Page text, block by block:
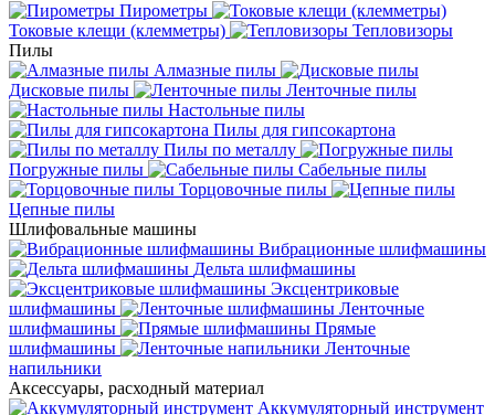
Пирометры
Токовые клещи (клемметры)
Тепловизоры
Пилы
Алмазные пилы
Дисковые пилы
Ленточные пилы
Настольные пилы
Пилы для гипсокартона
Пилы по металлу
Погружные пилы
Сабельные пилы
Торцовочные пилы
Цепные пилы
Шлифовальные машины
Вибрационные шлифмашины
Дельта шлифмашины
Эксцентриковые
шлифмашины
Ленточные
шлифмашины
Прямые
шлифмашины
Ленточные
напильники
Аксессуары, расходный материал
Аккумуляторный инструмент